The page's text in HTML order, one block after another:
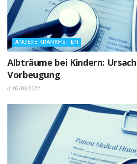
ANDERE KRANKHEITEN
Albträume bei Kindern:
Vorbeugung
03/04/2022